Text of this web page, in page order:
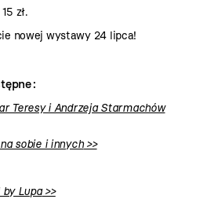
zł.
nowej wystawy 24 lipca!
:
Teresy i Andrzeja Starmachów
sobie i innych>>
Lupa>>